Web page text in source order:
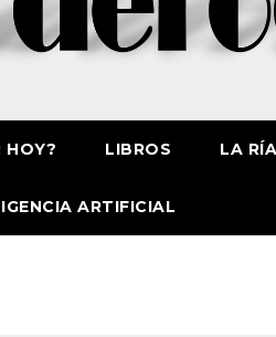
HOY? LIBROS LA
ARTIFICIAL